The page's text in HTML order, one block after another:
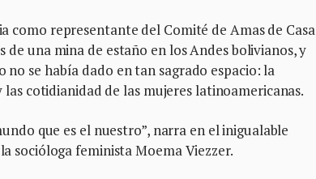
como representante del Comité de Amas de Casa
de una mina de estaño en los Andes bolivianos, y
se había dado en tan sagrado espacio: la
cotidianidad de las mujeres latinoamericanas.
que es el nuestro”, narra en el inigualable
socióloga feminista Moema Viezzer.